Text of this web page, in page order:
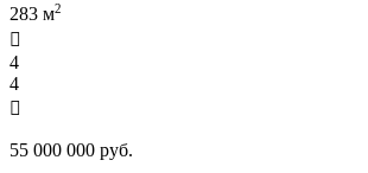
283 м2

4
4

55 000 000 руб.